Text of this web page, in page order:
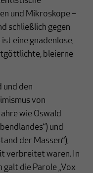
und Mikroskope –
schließlich gegen
eine gnadenlose,
bleierne
und den
von
wie Oswald
und
der Massen“),
verbreitet waren. In
die Parole „Vox